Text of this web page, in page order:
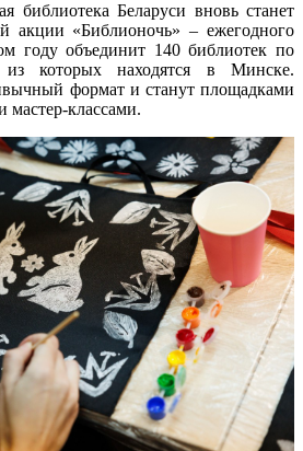
библиотека Беларуси вновь станет
акции «Библионочь» – ежегодного
году объединит 140 библиотек по
из которых находятся в Минске.
формат и станут площадками
мастер-классами.